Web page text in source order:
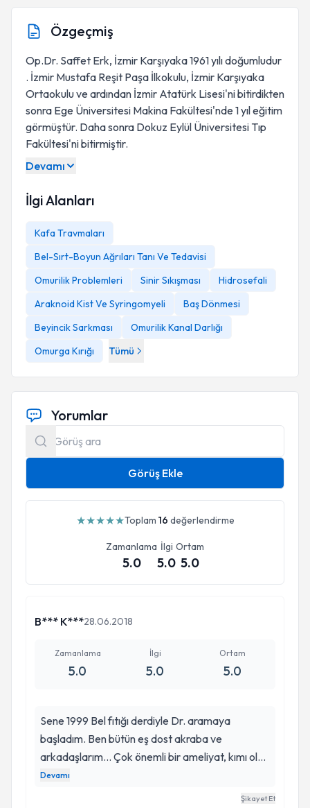
Özgeçmiş
Op.Dr. Saffet Erk, İzmir Karşıyaka 1961 yılı doğumludur
. İzmir Mustafa Reşit Paşa İlkokulu, İzmir Karşıyaka
Ortaokulu ve ardından İzmir Atatürk Lisesi'ni bitirdikten
sonra Ege Üniversitesi Makina Fakültesi'nde 1 yıl eğitim
görmüştür. Daha sonra Dokuz Eylül Üniversitesi Tıp
Fakültesi'ni bitirmiştir.
Devamı
İlgi Alanları
Kafa Travmaları
Bel-Sırt-Boyun Ağrıları Tanı Ve Tedavisi
Omurilik Problemleri
Sinir Sıkışması
Hidrosefali
Araknoid Kist Ve Syringomyeli
Baş Dönmesi
Beyincik Sarkması
Omurilik Kanal Darlığı
Omurga Kırığı
Tümü
Yorumlar
Görüş Ekle
★★★★★Toplam 16 değerlendirme
Zamanlama
5.0
İlgi
5.0
Ortam
5.0
B*** K***28.06.2018
Zamanlama
5.0
İlgi
5.0
Ortam
5.0
Sene 1999 Bel fıtığı derdiyle Dr. aramaya
başladım. Ben bütün eş dost akraba ve
arkadaşlarım... Çok önemli bir ameliyat, kımı ol
kimi olma der.. Bende 10 yıldır dr gezdim bu
arada. Ama tüm cevaplar Dr. Saffet Erk diye
Devamı
Şikayet Et